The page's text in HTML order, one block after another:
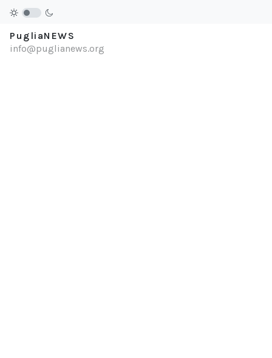
PugliaNEWS
info@puglianews.org